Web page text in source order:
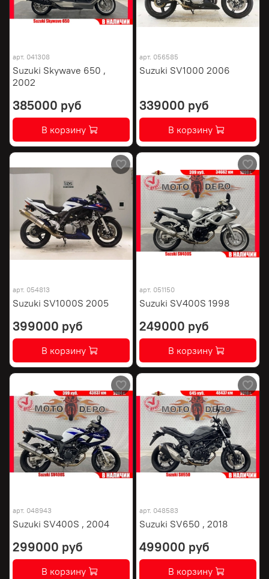
арт. 041308
Suzuki Skywave 650 ,
2002
385000 руб
В корзину
арт. 056585
Suzuki SV1000 2006
339000 руб
В корзину
арт. 054813
Suzuki SV1000S 2005
399000 руб
В корзину
арт. 051150
Suzuki SV400S 1998
249000 руб
В корзину
арт. 048943
Suzuki SV400S , 2004
299000 руб
В корзину
арт. 048583
Suzuki SV650 , 2018
499000 руб
В корзину